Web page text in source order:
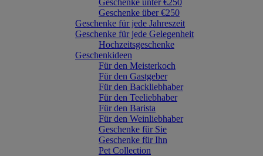
Geschenke unter €250
Geschenke über €250
Geschenke für jede Jahreszeit
Geschenke für jede Gelegenheit
Hochzeitsgeschenke
Geschenkideen
Für den Meisterkoch
Für den Gastgeber
Für den Backliebhaber
Für den Teeliebhaber
Für den Barista
Für den Weinliebhaber
Geschenke für Sie
Geschenke für Ihn
Pet Collection